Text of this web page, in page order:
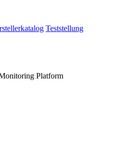
Teststellung
Platform